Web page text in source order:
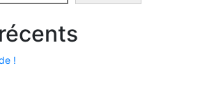
!